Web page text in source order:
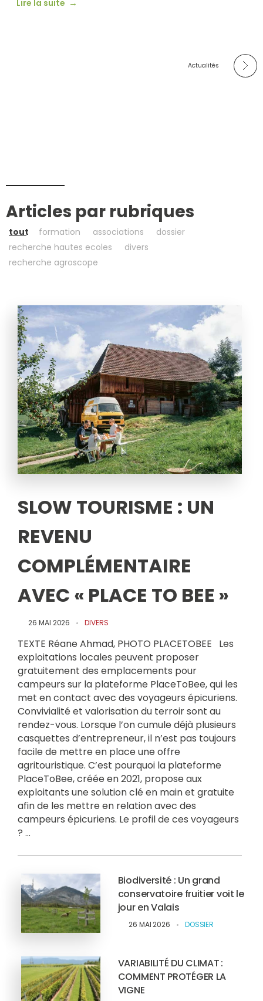
Lire la suite
Actualités
Articles par rubriques
tout formation associations
dossier
recherche hautes ecoles
divers
recherche agroscope
SLOW TOURISME : UN
REVENU
COMPLÉMENTAIRE
AVEC « PLACE TO BEE »
26 MAI 2026 DIVERS
TEXTE Réane Ahmad, PHOTO PLACETOBEE Les
exploitations locales peuvent proposer
gratuitement des emplacements pour
campeurs sur la plateforme PlaceToBee, qui les
met en contact avec des voyageurs épicuriens.
Convivialité et valorisation du terroir sont au
rendez-vous. Lorsque l’on cumule déjà plusieurs
casquettes d’entrepreneur, il n’est pas toujours
facile de mettre en place une offre
agritouristique. C’est pourquoi la plateforme
PlaceToBee, créée en 2021, propose aux
exploitants une solution clé en main et gratuite
afin de les mettre en relation avec des
campeurs épicuriens. Le profil de ces voyageurs
? ...
Biodiversité : Un grand
conservatoire fruitier voit le
jour en Valais
26 MAI 2026 DOSSIER
VARIABILITÉ DU CLIMAT :
COMMENT PROTÉGER LA
VIGNE